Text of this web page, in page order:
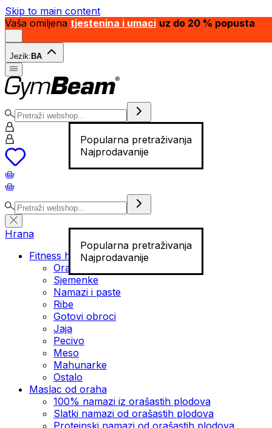
Skip to main content
Vaša omiljena tjestenina i umaci uz do 20 % popusta
Jezik: BA
Popularna pretraživanja
Najprodavanije
Popularna pretraživanja
Najprodavanije
Hrana
Fitness hrana
Orašasti plodovi
Sjemenke
Namazi i paste
Ribe
Gotovi obroci
Jaja
Pecivo
Meso
Mahunarke
Ostalo
Maslac od oraha
100% namazi iz orašastih plodova
Slatki namazi od orašastih plodova
Proteinski namazi od orašastih plodova